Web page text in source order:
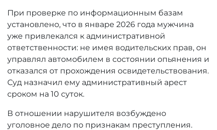
При проверке по информационным базам
установлено, что в январе 2026 года мужчина
уже привлекался к административной
ответственности: не имея водительских прав, он
управлял автомобилем в состоянии опьянения и
отказался от прохождения освидетельствования.
Суд назначил ему административный арест
сроком на 10 суток.
В отношении нарушителя возбуждено
уголовное дело по признакам преступления.